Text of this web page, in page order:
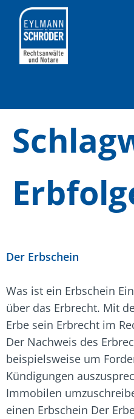
springen
Der Erbschein
Was ist ein Erbschein
über das Erbrecht. Mit
Erbe sein Erbrecht im
Der Nachweis des
beispielsweise um
Kündigungen
Immobilen
einen Erbschein Der